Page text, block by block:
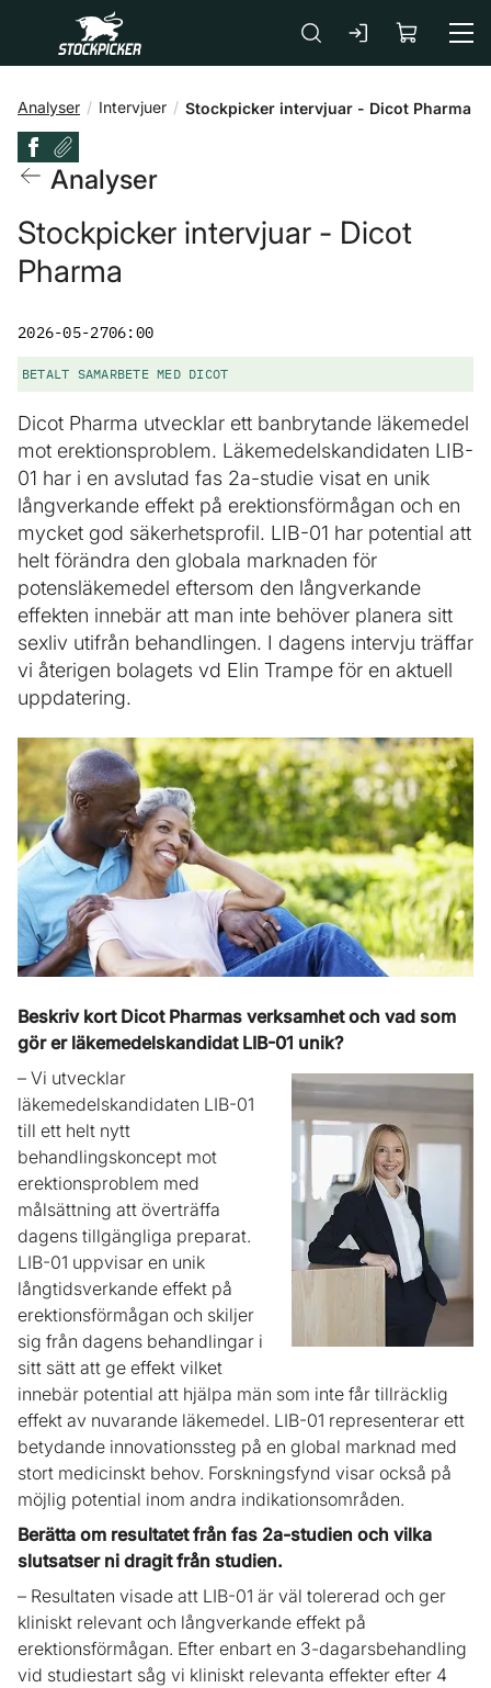
Gå till huvudinnehåll
Analyser Intervjuer Stockpicker intervjuar - Dicot Pharma
Analyser
Stockpicker intervjuar - Dicot
Pharma
2026-05-2706:00
BETALT SAMARBETE MED DICOT
Dicot Pharma utvecklar ett banbrytande läkemedel
mot erektionsproblem. Läkemedelskandidaten LIB-
01 har i en avslutad fas 2a-studie visat en unik
långverkande effekt på erektionsförmågan och en
mycket god säkerhetsprofil. LIB-01 har potential att
helt förändra den globala marknaden för
potensläkemedel eftersom den långverkande
effekten innebär att man inte behöver planera sitt
sexliv utifrån behandlingen. I dagens intervju träffar
vi återigen bolagets vd Elin Trampe för en aktuell
uppdatering.
Beskriv kort Dicot Pharmas verksamhet och vad som
gör er läkemedelskandidat LIB-01 unik?
– Vi utvecklar
läkemedelskandidaten LIB-01
till ett helt nytt
behandlingskoncept mot
erektionsproblem med
målsättning att överträffa
dagens tillgängliga preparat.
LIB-01 uppvisar en unik
långtidsverkande effekt på
erektionsförmågan och skiljer
sig från dagens behandlingar i
sitt sätt att ge effekt vilket
innebär potential att hjälpa män som inte får tillräcklig
effekt av nuvarande läkemedel. LIB-01 representerar ett
betydande innovationssteg på en global marknad med
stort medicinskt behov. Forskningsfynd visar också på
möjlig potential inom andra indikationsområden.
Berätta om resultatet från fas 2a-studien och vilka
slutsatser ni dragit från studien.
– Resultaten visade att LIB-01 är väl tolererad och ger
kliniskt relevant och långverkande effekt på
erektionsförmågan. Efter enbart en 3-dagarsbehandling
vid studiestart såg vi kliniskt relevanta effekter efter 4